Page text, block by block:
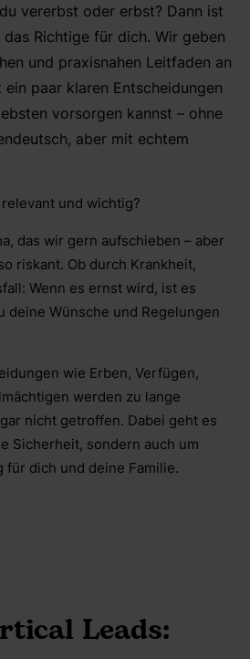
vererbst oder erbst? Dann ist
das Richtige für dich. Wir geben
und praxisnahen Leitfaden an
paar klaren Entscheidungen
vorsorgen kannst – ohne
aber mit echtem
und wichtig?
das wir gern aufschieben – aber
riskant. Ob durch Krankheit,
Wenn es ernst wird, ist es
deine Wünsche und Regelungen
wie Erben, Verfügen,
werden zu lange
nicht getroffen. Dabei geht es
Sicherheit, sondern auch um
für dich und deine Familie.
Leads: